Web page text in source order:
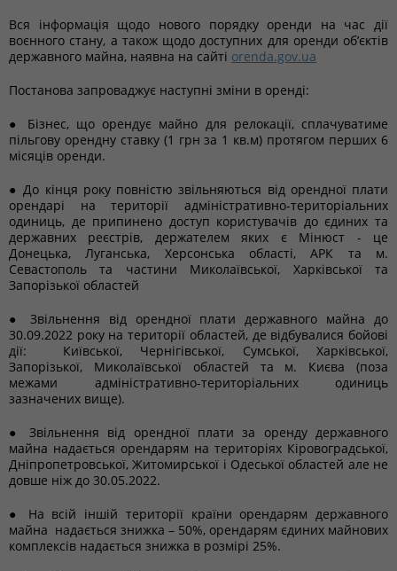
Вся інформація щодо нового порядку оренди на час дії
воєнного стану, а також щодо доступних для оренди об’єктів
державного майна, наявна на сайті orenda.gov.ua
Постанова запроваджує наступні зміни в оренді:
● Бізнес, що орендує майно для релокації, сплачуватиме
пільгову орендну ставку (1 грн за 1 кв.м) протягом перших 6
місяців оренди.
● До кінця року повністю звільняються від орендної плати
орендарі на території адміністративно-територіальних
одиниць, де припинено доступ користувачів до єдиних та
державних реєстрів, держателем яких є Мінюст - це
Донецька, Луганська, Херсонська області, АРК та м.
Севастополь та частини Миколаївської, Харківської та
Запорізької областей
● Звільнення від орендної плати державного майна до
30.09.2022 року на території областей, де відбувалися бойові
дії: Київської, Чернігівської, Сумської, Харківської,
Запорізької, Миколаївської областей та м. Києва (поза
межами адміністративно-територіальних одиниць
зазначених вище).
● Звільнення від орендної плати за оренду державного
майна надається орендарям на територіях Кіровоградської,
Дніпропетровської, Житомирської і Одеської областей але не
довше ніж до 30.05.2022.
● На всій іншій території країни орендарям державного
майна надається знижка – 50%, орендарям єдиних майнових
комплексів надається знижка в розмірі 25%.